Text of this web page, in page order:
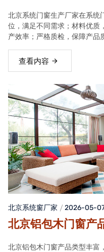
北京系统门窗生产厂家在系统
位，满足不同需求；材料优质
产效率；严格质检，保障产品
查看内容
北京系统窗厂家 2026-05-
北京铝包木门窗产
北京铝包木门窗产品类型丰富